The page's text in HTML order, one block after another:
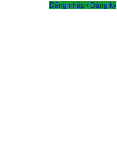
Đăng nhập / Đăng ký